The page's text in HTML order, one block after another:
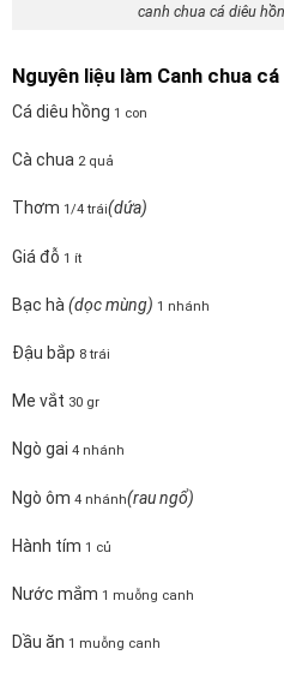
canh chua cá diêu
Nguyên liệu làm Canh chua
Cá diêu hồng 1 con
Cà chua 2 quả
Thơm 1/4 trái(dứa)
Giá đỗ 1 ít
Bạc hà (dọc mùng) 1 nhánh
Đậu bắp 8 trái
Me vắt 30 gr
Ngò gai 4 nhánh
Ngò ôm 4 nhánh(rau ngổ)
Hành tím 1 củ
Nước mắm 1 muỗng canh
Dầu ăn 1 muỗng canh